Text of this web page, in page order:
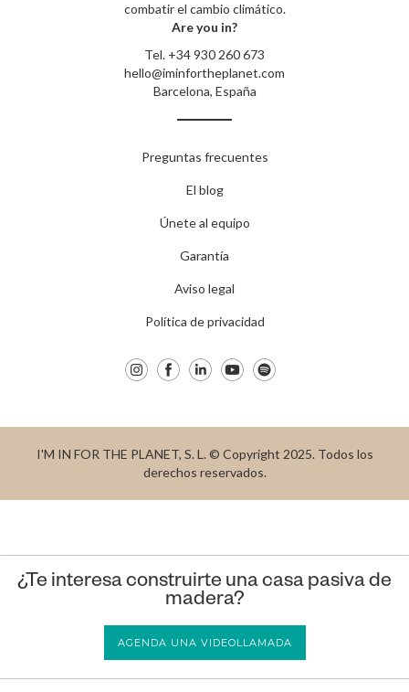
combatir el cambio climático.
Are you in?
Tel. +34 930 260 673
hello@iminfortheplanet.com
Barcelona, España
Preguntas frecuentes
El blog
Únete al equipo
Garantía
Aviso legal
Política de privacidad
I'M IN FOR THE PLANET, S. L. © Copyright 2025. Todos los
derechos reservados.
¿Te interesa construirte una casa pasiva de
madera?
AGENDA UNA VIDEOLLAMADA